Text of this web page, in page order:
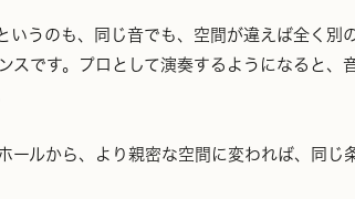
うのも、同じ音でも、空間が違えば全く別
です。プロとして演奏するようになると、
ルから、より親密な空間に変われば、同じ